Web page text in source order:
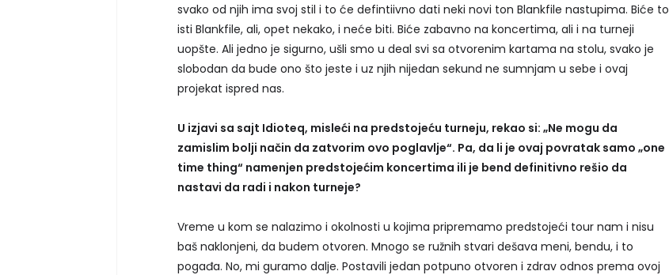
svako od njih ima svoj stil i to će defintiivno dati neki novi ton Blankfile nastupima. Biće to
isti Blankfile, ali, opet nekako, i neće biti. Biće zabavno na koncertima, ali i na turneji
uopšte. Ali jedno je sigurno, ušli smo u deal svi sa otvorenim kartama na stolu, svako je
slobodan da bude ono što jeste i uz njih nijedan sekund ne sumnjam u sebe i ovaj
projekat ispred nas.
U izjavi sa sajt Idioteq, misleći na predstojeću turneju, rekao si: „Ne mogu da
zamislim bolji način da zatvorim ovo poglavlje“. Pa, da li je ovaj povratak samo „one
time thing“ namenjen predstojećim koncertima ili je bend definitivno rešio da
nastavi da radi i nakon turneje?
Vreme u kom se nalazimo i okolnosti u kojima pripremamo predstojeći tour nam i nisu
baš naklonjeni, da budem otvoren. Mnogo se ružnih stvari dešava meni, bendu, i to
pogađa. No, mi guramo dalje. Postavili jedan potpuno otvoren i zdrav odnos prema ovoj